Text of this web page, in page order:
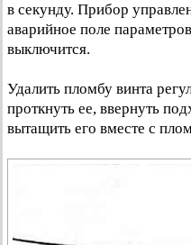
в секунду. Прибор
аварийное поле
выключится.
Удалить пломбу винта
проткнуть ее, ввернуть
вытащить его вместе с